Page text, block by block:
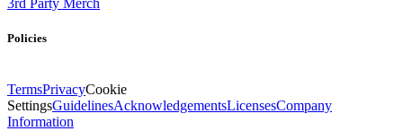
Policies
TermsPrivacyCookie
SettingsGuidelinesAcknowledgementsLicensesCompany
Information